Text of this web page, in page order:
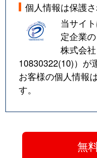
個人情報は保護
当サイ
定企業
株式会
10830322(10)）が
お客様の個人情報
す。